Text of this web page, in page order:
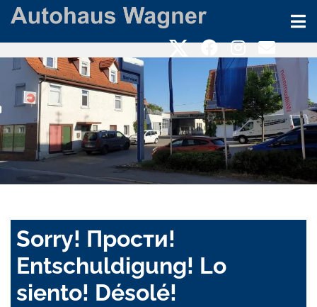
Sorry! Прости!
Entschuldigung! Lo
siento! Désolé!